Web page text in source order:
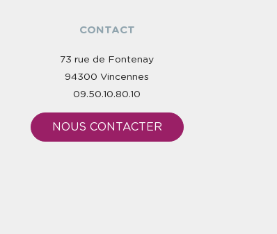
CONTACT
73 rue de Fontenay
94300 Vincennes
09.50.10.80.10
NOUS CONTACTER